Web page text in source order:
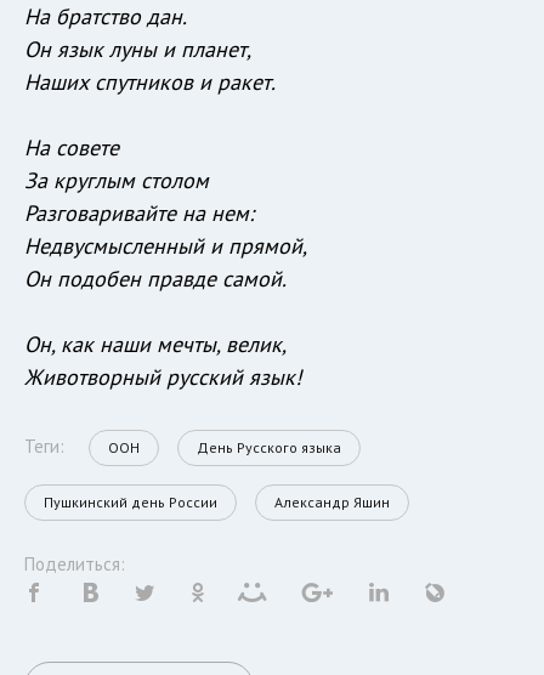
На братство дан.
Он язык луны и планет,
Наших спутников и ракет.
На совете
За круглым столом
Разговаривайте на нем:
Недвусмысленный и прямой,
Он подобен правде самой.
Он, как наши мечты, велик,
Животворный русский язык!
Теги: ООН День Русского языка
Пушкинский день России Александр Яшин
Поделиться: